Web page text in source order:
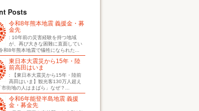
Posts
令和8年熊本地震 義援金・募
金先
: 10年前の災害経験を持つ地域
が、再び大きな困難に直面してい
和8年熊本地震で犠牲になられた...
東日本大震災から15年・陸
前高田はいま
: 【東日本大震災から15年・陸前
高田はいま】観光客130万人超え
街地の人はまばら」なぜ？...
令和6年能登半島地震 義援
金・募金先